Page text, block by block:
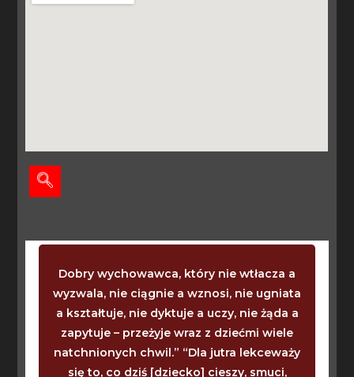
Dobry wychowawca, który nie wtłacza a
wyzwala, nie ciągnie a wznosi, nie ugniata
a kształtuje, nie dyktuje a uczy, nie żąda a
zapytuje – przeżyje wraz z dziećmi wiele
natchnionych chwil.” “Dla jutra lekceważy
się to, co dziś [dziecko] cieszy, smuci,